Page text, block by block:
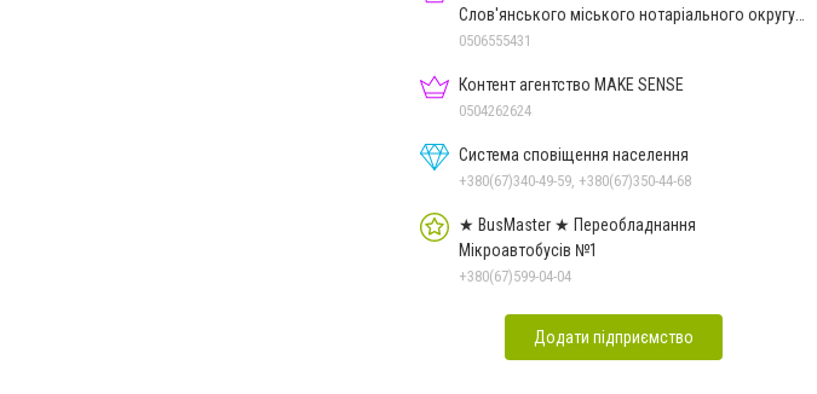
Слов'янського міського нотаріального округу
Дон.обл.
0506555431
Контент агентство MAKE SENSE
0504262624
Система сповіщення населення
+380(67)340-49-59, +380(67)350-44-68
★ BusMaster ★ Переобладнання
Мікроавтобусів №1
+380(67)599-04-04
Додати підприємство